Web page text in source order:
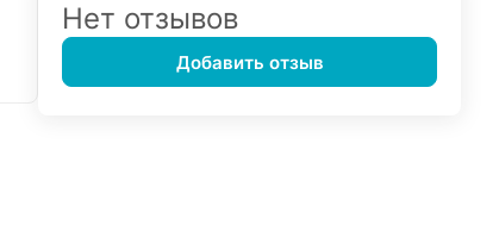
Нет отзывов
Добавить отзыв